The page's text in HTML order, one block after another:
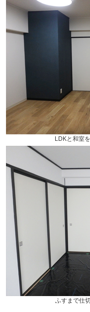
LDKと和室
ふすまで仕